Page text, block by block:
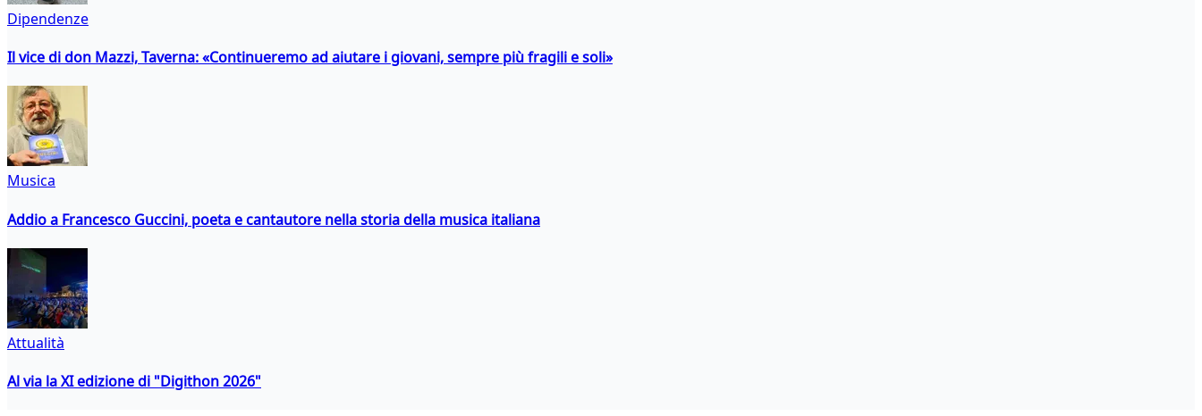
Dipendenze
Il vice di don Mazzi, Taverna: «Continueremo ad aiutare i giovani, sempre più fragili e soli»
Musica
Addio a Francesco Guccini, poeta e cantautore nella storia della musica italiana
Attualità
Al via la XI edizione di "Digithon 2026"